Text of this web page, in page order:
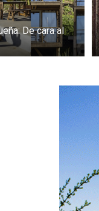
De cara al